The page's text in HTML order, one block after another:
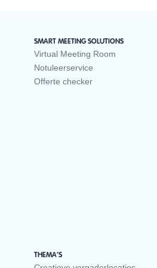
SMART MEETING SOLUTIONS
Virtual Meeting Room
Notuleerservice
Offerte checker
THEMA’S